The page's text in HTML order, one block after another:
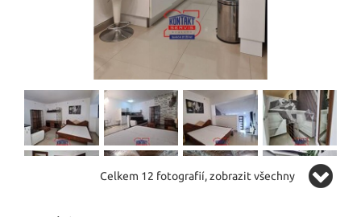
Celkem 12 fotografií, zobrazit všechny